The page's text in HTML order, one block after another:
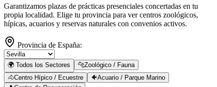
Garantizamos plazas de prácticas presenciales concertadas en tu
propia localidad. Elige tu provincia para ver centros zoológicos,
hípicas, acuarios y reservas naturales con convenios activos.
Provincia de España:
🌍 Todos los Sectores 🐆Zoológico / Fauna
🐴Centro Hípico / Ecuestre 🐠Acuario / Parque Marino